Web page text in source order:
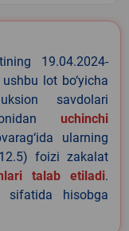
19.04.2024-
lot bo‘yicha
savdolari
uchinchi
ularning
foizi zakalat
talab etiladi.
sifatida hisobga